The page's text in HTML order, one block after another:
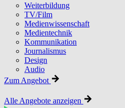
Weiterbildung
TV/Film
Medienwissenschaft
Medientechnik
Kommunikation
Journalismus
Design
Audio
Zum Angebot
Alle Angebote anzeigen